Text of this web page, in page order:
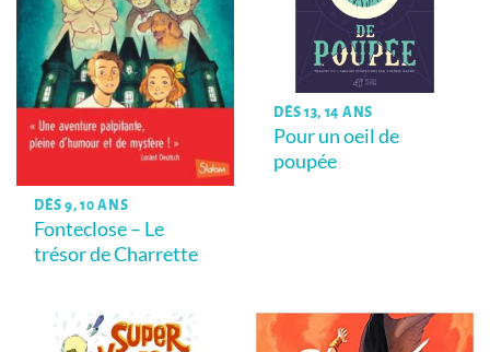
DÈS 9, 10 ANS
Fonteclose – Le
trésor de Charrette
DÈS 13, 14 ANS
Pour un oeil de
poupée